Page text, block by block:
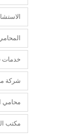
خدمات
شركة
محامي
مكتب